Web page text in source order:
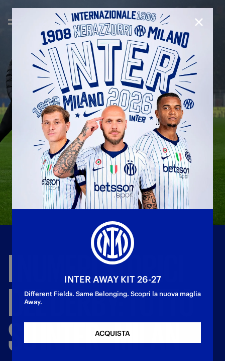
I NUMERISTORICI
DELDERBY:TUTTO
SUINTER-MILAN
INTER AWAY KIT 26-27
Different Fields. Same Belonging. Scopri la nuova maglia
Away.
ACQUISTA